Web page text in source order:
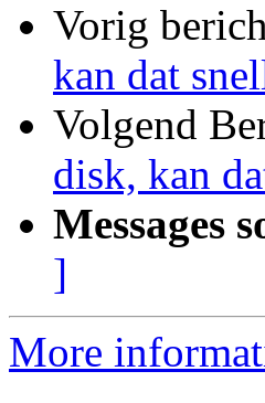
Vorig
kan dat
Volgend
disk, kan
Messages
]
More